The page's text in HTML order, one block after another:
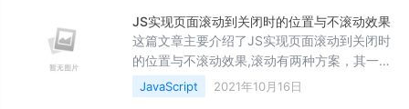
JS实现页面滚动到关闭时的位置与不滚动效果
这篇文章主要介绍了JS实现页面滚动到关闭时
的位置与不滚动效果,滚动有两种方案，其一，
利用路由中的meta，在离开页面时缓存
&amp;nbsp;top&amp;nbsp;信息，其二，利
JavaScript 2021年10月16日